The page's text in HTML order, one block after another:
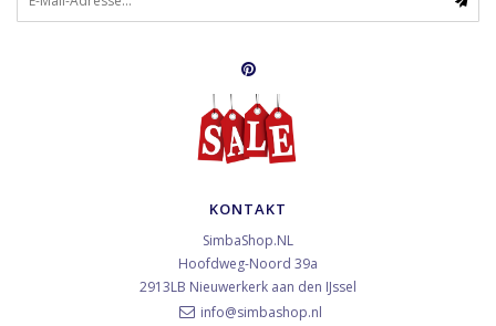
KONTAKT
SimbaShop.NL
Hoofdweg-Noord 39a
2913LB Nieuwerkerk aan den IJssel
info@simbashop.nl